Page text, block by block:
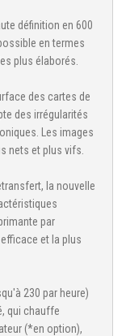
définition en 600
en termes
plus élaborés.
des cartes de
des irrégularités
Les images
nets et plus vifs.
la nouvelle
par
et la plus
230 par heure)
qui chauffe
(*en option),